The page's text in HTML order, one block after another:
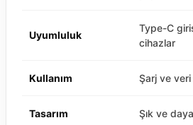
Uyumluluk
Type-C
cihazlar
Kullanım Şarj ve
Tasarım Şık ve